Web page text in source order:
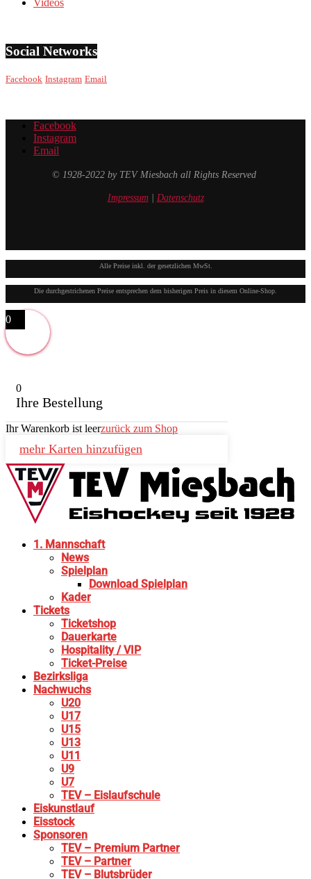
Videos
Social Networks
Facebook Instagram Email
Facebook
Instagram
Email
© 1928-2022 by TEV Miesbach all Rights Reserved
Impressum| Datenschutz
Alle Preise inkl. der gesetzlichen MwSt.
Die durchgestrichenen Preise entsprechen dem bisherigen Preis in diesem Online-Shop.
0
0
Ihre Bestellung
Ihr Warenkorb ist leerzurück zum Shop
mehr Karten hinzufügen
1. Mannschaft
News
Spielplan
Download Spielplan
Kader
Tickets
Ticketshop
Dauerkarte
Hospitality / VIP
Ticket-Preise
Bezirksliga
Nachwuchs
U20
U17
U15
U13
U11
U9
U7
TEV – Eislaufschule
Eiskunstlauf
Eisstock
Sponsoren
TEV – Premium Partner
TEV – Partner
TEV – Blutsbrüder